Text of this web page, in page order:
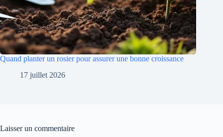
Quand planter un rosier pour assurer une bonne croissance
17 juillet 2026
Laisser un commentaire